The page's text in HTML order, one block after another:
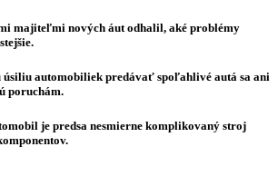
majiteľmi nových áut odhalil, aké problémy
úsiliu automobiliek predávať spoľahlivé autá sa ani
poruchám.
je predsa nesmierne komplikovaný stroj